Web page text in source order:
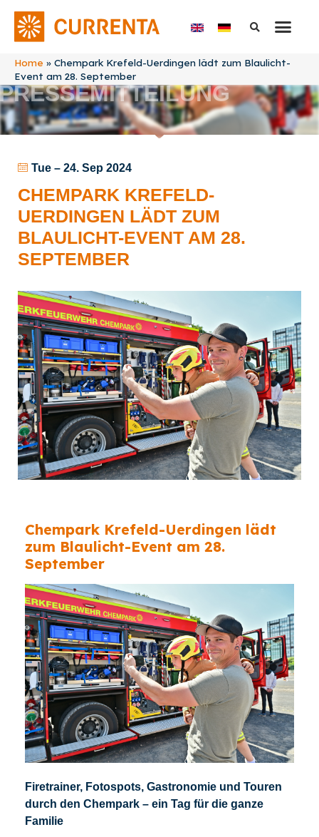
Home » Chempark Krefeld-Uerdingen lädt zum Blaulicht-
Event am 28. September
Tue – 24. Sep 2024
CHEMPARK KREFELD-
UERDINGEN LÄDT ZUM
BLAULICHT-EVENT AM 28.
SEPTEMBER
Chempark Krefeld-Uerdingen lädt
zum Blaulicht-Event am 28.
September
Firetrainer, Fotospots, Gastronomie und Touren
durch den Chempark – ein Tag für die ganze
Familie